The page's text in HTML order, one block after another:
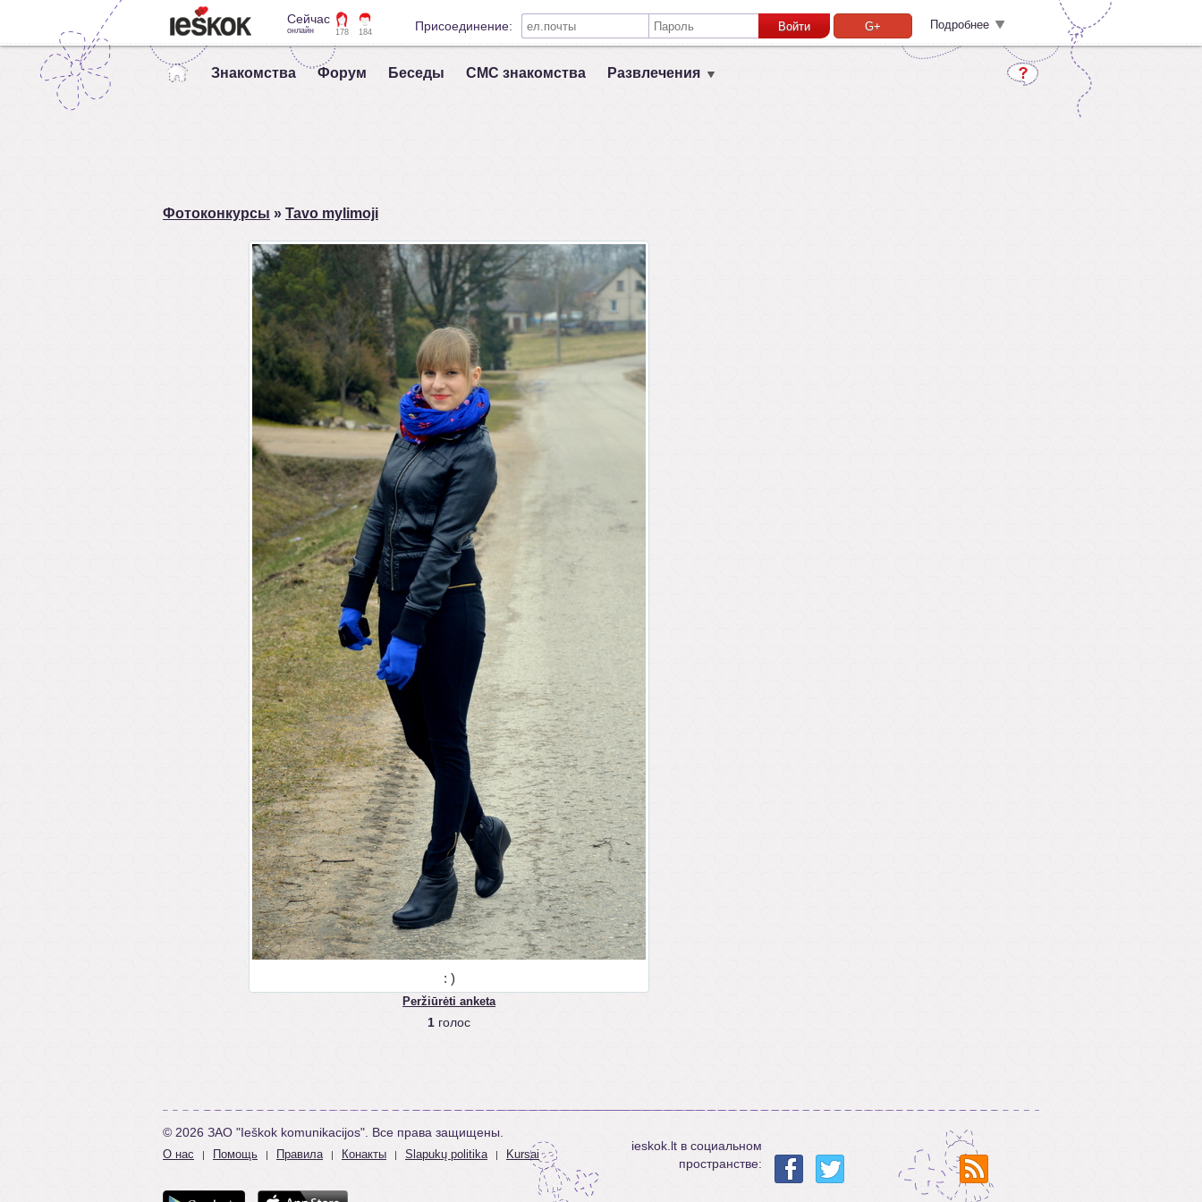
Сейчас
онлайн 178 184 Присоединение: Войти G+
Запомнить меня на этом компьютере
Подробнее
Знакомства Форум Беседы СМС знакомства Развлечения
Фотоконкурсы » Tavo mylimoji
: )
Peržiūrėti anketa
1 голос
© 2026 ЗАО "Ieškok komunikacijos". Все права защищены.
О нас | Помощь | Правила | Конакты | Slapukų politika | Kursai
ieskok.lt в социальном
пространстве: